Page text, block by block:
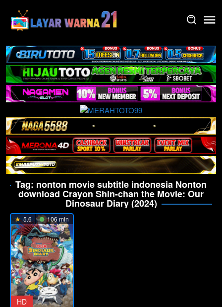
content
Tag: nonton movie subtitle indonesia Nonton
download Crayon Shin-chan the Movie: Our
Dinosaur Diary (2024)
5.6 106 min
HD